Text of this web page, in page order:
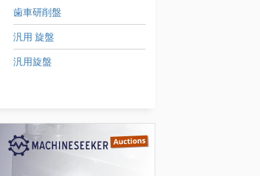
歯車研削盤
汎用 旋盤
汎用旋盤